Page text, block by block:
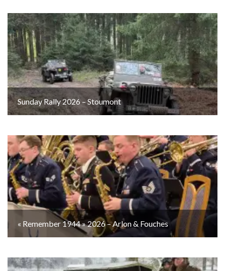
Sunday Rally 2026 – Stoumont
« Remember 1944 » 2026 – Arlon & Fouches